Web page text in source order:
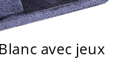
avec jeux